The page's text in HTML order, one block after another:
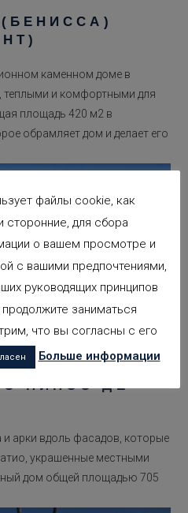
(БЕНИССА)
каменном доме в
теплыми и комфортными для
площадь 420 м2 в
обрамляет дом и делает его
DE CALP
ПИНОС-ДЕ-
и арки вдоль фасадов, которые
украшенные местными
дом общей площадью 705
файлы cookie, как
сторонние, для сбора
о вашем просмотре и
с вашими предпочтениями,
руководящих принципов
заниматься
что вы согласны с его
Больше информации